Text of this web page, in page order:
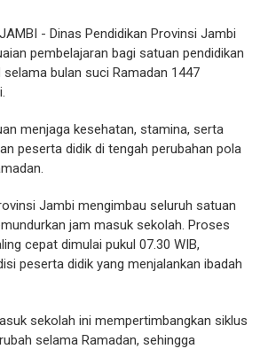
- Dinas Pendidikan Provinsi Jambi
pembelajaran bagi satuan pendidikan
selama bulan suci Ramadan 1447
menjaga kesehatan, stamina, serta
peserta didik di tengah perubahan pola
Jambi mengimbau seluruh satuan
jam masuk sekolah. Proses
cepat dimulai pukul 07.30 WIB,
peserta didik yang menjalankan ibadah
sekolah ini mempertimbangkan siklus
selama Ramadan, sehingga